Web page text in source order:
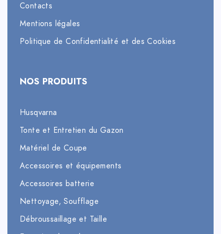
Contacts
Mentions légales
Politique de Confidentialité et des Cookies
NOS PRODUITS
Husqvarna
Tonte et Entretien du Gazon
Matériel de Coupe
Accessoires et équipements
Accessoires batterie
Nettoyage, Soufflage
Débroussaillage et Taille